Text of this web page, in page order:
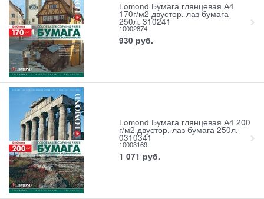
Lomond Бумага глянцевая А4
170г/м2 двустор. лаз бумага
250л. 310241
10002874
930 руб.
Lomond Бумага глянцевая А4 200
г/м2 двустор. лаз бумага 250л.
0310341
10003169
1 071 руб.